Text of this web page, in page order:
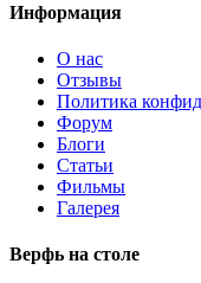
Информация
О нас
Отзывы
Политика
Форум
Блоги
Статьи
Фильмы
Галерея
Верфь на столе